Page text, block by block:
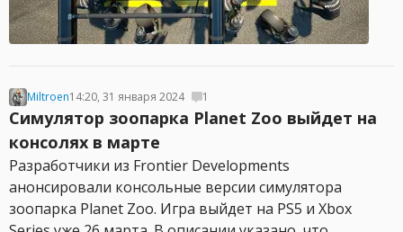
Miltroen14:20, 31 января 2024 1
Симулятор зоопарка Planet Zoo выйдет на
консолях в марте
Разработчики из Frontier Developments
анонсировали консольные версии симулятора
зоопарка Planet Zoo. Игра выйдет на PS5 и Xbox